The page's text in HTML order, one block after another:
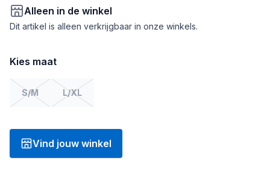
Alleen in de winkel
Dit artikel is alleen verkrijgbaar in onze winkels.
Kies maat
S/M L/XL
Vind jouw winkel